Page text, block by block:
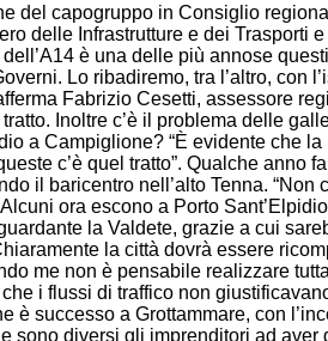
del capogruppo in Consiglio
delle Infrastrutture e dei Trasporti
è una delle più annose
Lo ribadiremo, tra l’altro, con
Fabrizio Cesetti, assessore
Inoltre c’è il problema delle
a Campiglione? “È evidente che
c’è quel tratto”. Qualche anno
il baricentro nell’alto Tenna.
ora escono a Porto
la Valdete, grazie a cui
la città dovrà essere
me non è pensabile realizzare
i flussi di traffico non
successo a Grottammare, con
sono diversi gli imprenditori ad